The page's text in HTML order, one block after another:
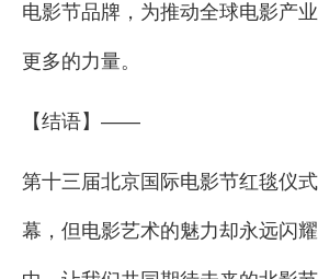
电影节品牌，为推动全球电影产
更多的力量。
【结语】——
第十三届北京国际电影节红毯仪
幕，但电影艺术的魅力却永远闪